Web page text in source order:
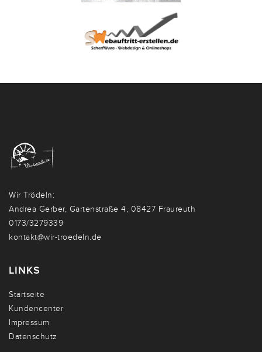
Wir Trödeln:
Andrea Gerber, Gartenstraße 4, 08427 Fraureuth
0173/3279339
kontakt@wir-troedeln.de
LINKS
Startseite
Kundencenter
Impressum
Datenschutz